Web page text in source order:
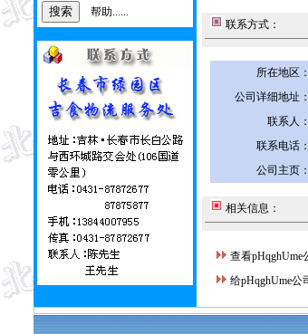
帮助......
联系方式：
所在地区：
公司详细地址：
联系人：
联系电话：
公司主页：
相关信息：
查看pHqghUme
给pHqghUme公